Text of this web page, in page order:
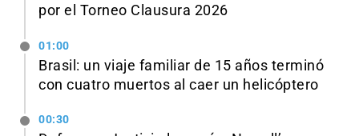
por el Torneo Clausura 2026
01:00
Brasil: un viaje familiar de 15 años terminó
con cuatro muertos al caer un helicóptero
00:30